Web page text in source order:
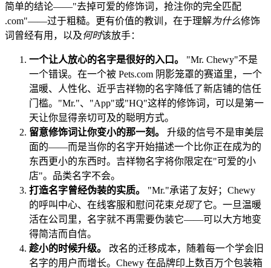
简单的结论——"去掉可爱的修饰词，抢注你的完全匹配
.com"——过于粗糙。更有价值的教训，在于理解为什么修饰
词曾经有用，以及何时该放手：
一个让人放心的名字是很好的入口。
"Mr. Chewy"不是
一个错误。在一个被 Pets.com 阴影笼罩的赛道里，一个
温暖、人性化、近乎吉祥物的名字降低了新店铺的信任
门槛。"Mr."、"App"或"HQ"这样的修饰词，可以是第一
天让你显得亲切可及的聪明方式。
留意修饰词让你变小的那一刻。
升级的信号不是审美层
面的——而是当你的名字开始描述一个比你正在成为的
东西更小的东西时。吉祥物名字将你限定在"可爱的小
店"。品类名字不会。
打造名字曾经伪装的实质。
"Mr."承诺了友好；Chewy
的呼叫中心、在线客服和慰问花束 兑现了它。一旦温暖
活在公司里，名字就不再需要伪装它——可以大方地变
得简洁而自信。
趁小的时候升级。
改名的迁移成本，随着每一个学会旧
名字的用户而增长。Chewy 在品牌印上数百万个包装箱